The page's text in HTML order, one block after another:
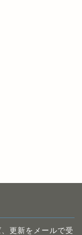
更新をメールで受